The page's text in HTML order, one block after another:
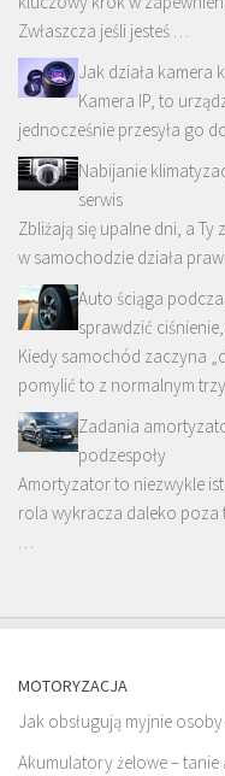
Zwłaszcza jeśli jesteś …
Jak działa kamera
Kamera IP, to
jednocześnie przesyła go
Nabijanie
serwis
Zbliżają się upalne dni, a
w samochodzie działa
Auto ściąga
sprawdzić
Kiedy samochód zaczyna
pomylić to z normalnym
Zadania
podzespoły
Amortyzator to niezwykle
rola wykracza daleko poza
…
MOTORYZACJA
Jak obsługują myjnie
Akumulatory żelowe –